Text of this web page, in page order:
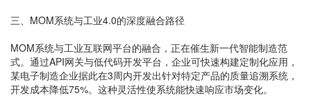
三、MOM系统与工业4.0的深度融合路径
MOM系统与工业互联网平台的融合，正在催生新一代智能制造范
式。通过API网关与低代码开发平台，企业可快速构建定制化应用，
某电子制造企业据此在3周内开发出针对特定产品的质量追溯系统，
开发成本降低75%。这种灵活性使系统能快速响应市场变化。